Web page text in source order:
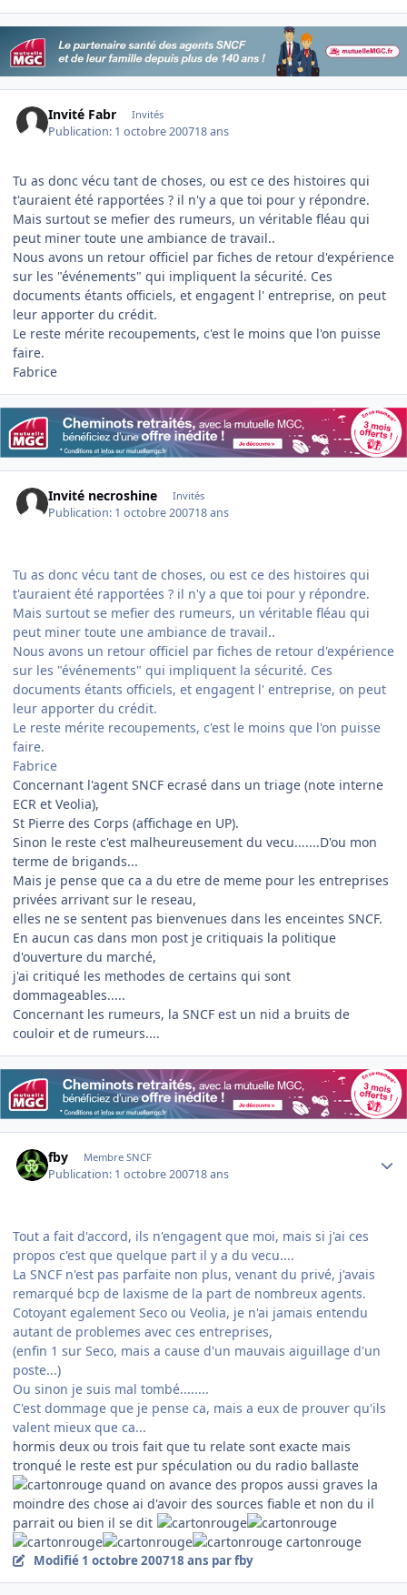
Invité Fabr Invités
Publication: 1 octobre 200718 ans
Tu as donc vécu tant de choses, ou est ce des histoires qui
t'auraient été rapportées ? il n'y a que toi pour y répondre.
Mais surtout se mefier des rumeurs, un véritable fléau qui
peut miner toute une ambiance de travail..
Nous avons un retour officiel par fiches de retour d'expérience
sur les "événements" qui impliquent la sécurité. Ces
documents étants officiels, et engagent l' entreprise, on peut
leur apporter du crédit.
Le reste mérite recoupements, c'est le moins que l'on puisse
faire.
Fabrice
Invité necroshine Invités
Publication: 1 octobre 200718 ans
Tu as donc vécu tant de choses, ou est ce des histoires qui
t'auraient été rapportées ? il n'y a que toi pour y répondre.
Mais surtout se mefier des rumeurs, un véritable fléau qui
peut miner toute une ambiance de travail..
Nous avons un retour officiel par fiches de retour d'expérience
sur les "événements" qui impliquent la sécurité. Ces
documents étants officiels, et engagent l' entreprise, on peut
leur apporter du crédit.
Le reste mérite recoupements, c'est le moins que l'on puisse
faire.
Fabrice
Concernant l'agent SNCF ecrasé dans un triage (note interne
ECR et Veolia),
St Pierre des Corps (affichage en UP).
Sinon le reste c'est malheureusement du vecu.......D'ou mon
terme de brigands...
Mais je pense que ca a du etre de meme pour les entreprises
privées arrivant sur le reseau,
elles ne se sentent pas bienvenues dans les enceintes SNCF.
En aucun cas dans mon post je critiquais la politique
d'ouverture du marché,
j'ai critiqué les methodes de certains qui sont
dommageables.....
Concernant les rumeurs, la SNCF est un nid a bruits de
couloir et de rumeurs....
fby Membre SNCF
Publication: 1 octobre 200718 ans
Tout a fait d'accord, ils n'engagent que moi, mais si j'ai ces
propos c'est que quelque part il y a du vecu....
La SNCF n'est pas parfaite non plus, venant du privé, j'avais
remarqué bcp de laxisme de la part de nombreux agents.
Cotoyant egalement Seco ou Veolia, je n'ai jamais entendu
autant de problemes avec ces entreprises,
(enfin 1 sur Seco, mais a cause d'un mauvais aiguillage d'un
poste...)
Ou sinon je suis mal tombé........
C'est dommage que je pense ca, mais a eux de prouver qu'ils
valent mieux que ca...
hormis deux ou trois fait que tu relate sont exacte mais
tronqué le reste est pur spéculation ou du radio ballaste
quand on avance des propos aussi graves la
moindre des chose ai d'avoir des sources fiable et non du il
parrait ou bien il se dit
cartonrouge
Modifié 1 octobre 200718 ans par fby